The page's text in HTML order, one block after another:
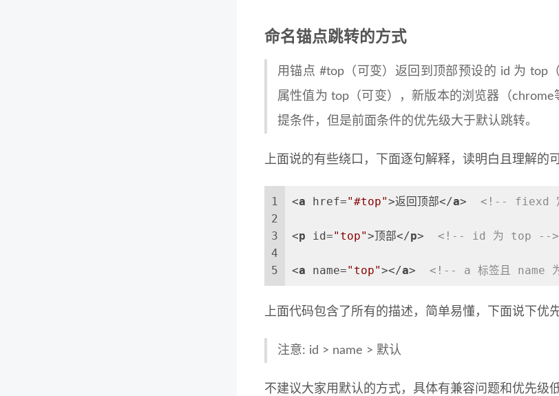
命名锚点跳转的方式
用锚点 #top（可变）返回到顶部预设的 id 为 top
属性值为 top（可变），新版本的浏览器（
提条件，但是前面条件的优先级大于默认跳转。
上面说的有些绕口，下面逐句解释，读明白且理解的
1
2
3
4
5
<a href="#top">返回顶部</a> <!-- fiexd 定
<p id="top">顶部</p> <!-- id 为 top -->
<a name="top"></a> <!-- a 标签且 name
上面代码包含了所有的描述，简单易懂，下面说下优
注意: id > name > 默认
不建议大家用默认的方式，具体有兼容问题和优先级